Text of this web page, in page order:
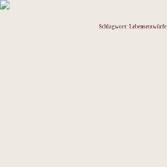
Schlagwort: Lebensentwürfe